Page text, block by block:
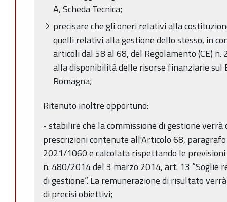
A, Scheda Tecnica;
precisare che gli oneri relativi alla
quelli relativi alla gestione dello stesso, in
articoli dal 58 al 68, del Regolamento (CE)
alla disponibilità delle risorse finanziarie sul
Romagna;
Ritenuto inoltre opportuno:
- stabilire che la commissione di gestione
prescrizioni contenute all'Articolo 68,
2021/1060 e calcolata rispettando le
n. 480/2014 del 3 marzo 2014, art. 13 “Soglie
di gestione”. La remunerazione di risultato
di precisi obiettivi;